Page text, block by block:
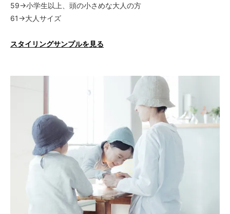
7,480円(税680円)
7,480円(税680円)
ごぼう・53（2）
7,480円(税680円)
ごぼう・56（3）
7,480円(税680円)
ごぼう・59（4）
7,480円(税680円)
ごぼう・61（5）
7,480円(税680円)
せいじ・50（1）
7,480円(税680円)
59→小学生以上、頭の小さめな大人の方
61→大人サイズ
スタイリングサンプルを見る